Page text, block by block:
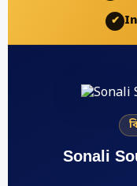
✔
Sonali